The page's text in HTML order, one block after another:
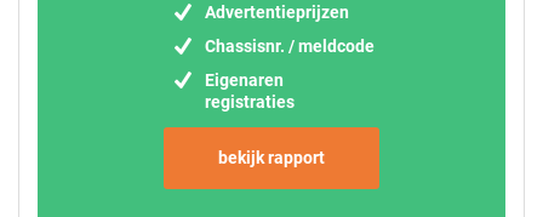
Advertentieprijzen
Chassisnr. / meldcode
Eigenaren
registraties
bekijk rapport